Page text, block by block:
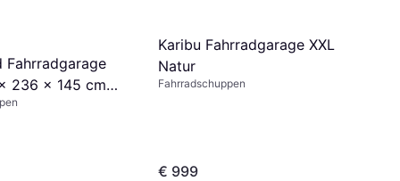
Fahrradgarage
236 x 145 cm
Karibu Fahrradgarage XXL
Natur
Fahrradschuppen
€ 999